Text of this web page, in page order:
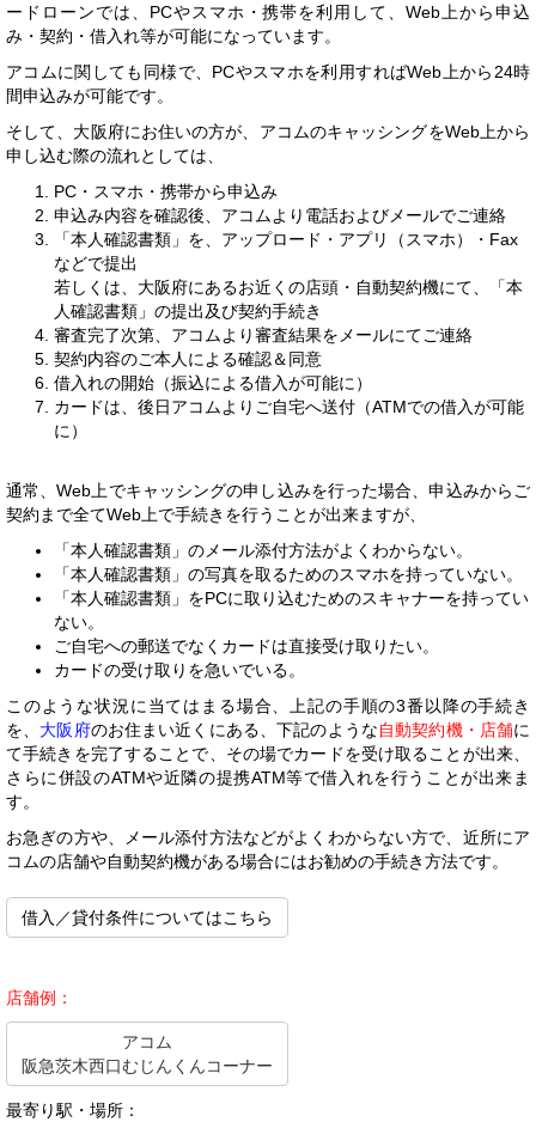
ードローンでは、PCやスマホ・携帯を利用して、Web上から申込
み・契約・借入れ等が可能になっています。
アコムに関しても同様で、PCやスマホを利用すればWeb上から24時
間申込みが可能です。
そして、大阪府にお住いの方が、アコムのキャッシングをWeb上から
申し込む際の流れとしては、
PC・スマホ・携帯から申込み
申込み内容を確認後、アコムより電話およびメールでご連絡
「本人確認書類」を、アップロード・アプリ（スマホ）・Fax
などで提出
若しくは、大阪府にあるお近くの店頭・自動契約機にて、「本
人確認書類」の提出及び契約手続き
審査完了次第、アコムより審査結果をメールにてご連絡
契約内容のご本人による確認＆同意
借入れの開始（振込による借入が可能に）
カードは、後日アコムよりご自宅へ送付（ATMでの借入が可能
に）
通常、Web上でキャッシングの申し込みを行った場合、申込みからご
契約まで全てWeb上で手続きを行うことが出来ますが、
「本人確認書類」のメール添付方法がよくわからない。
「本人確認書類」の写真を取るためのスマホを持っていない。
「本人確認書類」をPCに取り込むためのスキャナーを持ってい
ない。
ご自宅への郵送でなくカードは直接受け取りたい。
カードの受け取りを急いでいる。
このような状況に当てはまる場合、上記の手順の3番以降の手続き
を、 大阪府のお住まい近くにある、下記のような自動契約機・店舗に
て手続きを完了することで、その場でカードを受け取ることが出来、
さらに併設のATMや近隣の提携ATM等で借入れを行うことが出来ま
す。
お急ぎの方や、メール添付方法などがよくわからない方で、近所にア
コムの店舗や自動契約機がある場合にはお勧めの手続き方法です。
借入／貸付条件についてはこちら
店舗例：
アコム
阪急茨木西口むじんくんコーナー
最寄り駅・場所：